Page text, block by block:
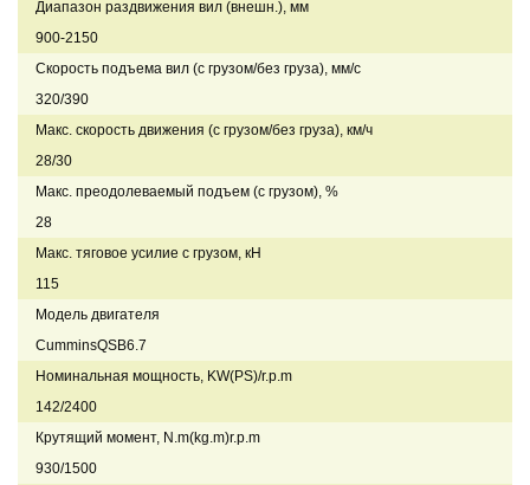
Диапазон раздвижения вил (внешн.), мм
900-2150
Скорость подъема вил (с грузом/без груза), мм/с
320/390
Макс. скорость движения (с грузом/без груза), км/ч
28/30
Макс. преодолеваемый подъем (с грузом), %
28
Макс. тяговое усилие с грузом, кН
115
Модель двигателя
CumminsQSB6.7
Номинальная мощность, KW(PS)/r.p.m
142/2400
Крутящий момент, N.m(kg.m)r.p.m
930/1500